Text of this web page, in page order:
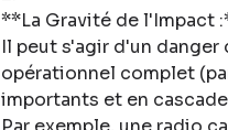
**La Gravité de l'Impact
Il peut s'agir d'un
opérationnel complet
importants et en